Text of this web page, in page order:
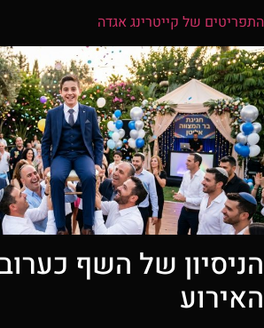
התפריטים של קייטרינג אגדה
הניסיון של השף
האירוע